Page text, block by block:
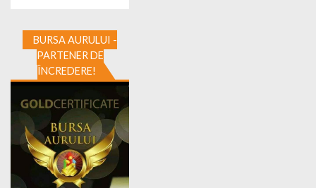
BURSA AURULUI -
PARTENER DE
ÎNCREDERE!